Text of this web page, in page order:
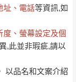
址、電話等資訊,如
度、螢幕設定及個
,此並非瑕疵,請以
以品名和文案介紹
偏遠地區
（請先線上詢問 LINE
→@dershin ）
復興鄉
「現貨」與
權取消訂
客製，敬請
片